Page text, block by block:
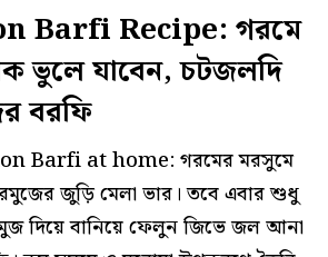
Barfi Recipe: গরমে
ভুলে যাবেন, চটজলদি
বরফি
Barfi at home: গরমের মরসুমে
জুড়ি মেলা ভার। তবে এবার শুধু
দিয়ে বানিয়ে ফেলুন জিভে জল আনা